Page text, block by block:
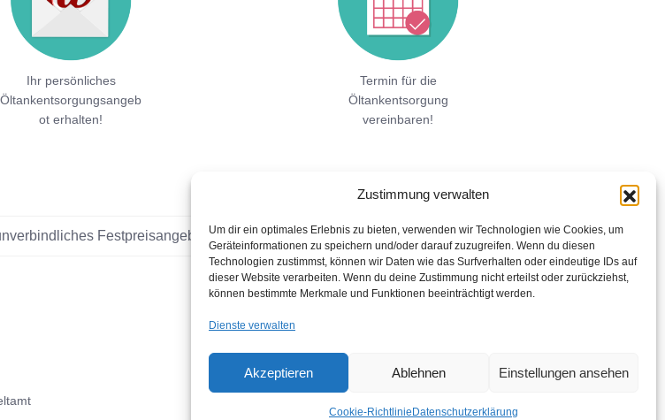
Zustimmung verwalten
Um dir ein optimales Erlebnis zu bieten, verwenden wir Technologien wie Cookies, um
Geräteinformationen zu speichern und/oder darauf zuzugreifen. Wenn du diesen
Technologien zustimmst, können wir Daten wie das Surfverhalten oder eindeutige IDs auf
dieser Website verarbeiten. Wenn du deine Zustimmung nicht erteilst oder zurückziehst,
können bestimmte Merkmale und Funktionen beeinträchtigt werden.
Dienste verwalten
Akzeptieren Ablehnen Einstellungen ansehen
Cookie-Richtlinie Datenschutzerklärung
Ihr persönliches
Öltankentsorgungsangeb
ot erhalten!
Termin für die
Öltankentsorgung
vereinbaren!
Festpreisangebot einholen!